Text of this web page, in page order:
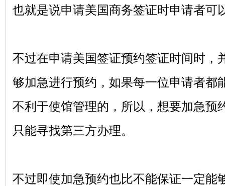
也就是说申请美国商务签证时申请者可
不过在申请美国签证预约签证时间时，
够加急进行预约，如果每一位申请者都
不利于使馆管理的，所以，想要加急预
只能寻找第三方办理。
不过即使加急预约也比不能保证一定能